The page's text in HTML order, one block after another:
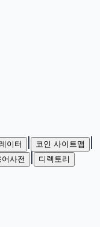
이터 코인 사이트맵
어사전 디렉토리